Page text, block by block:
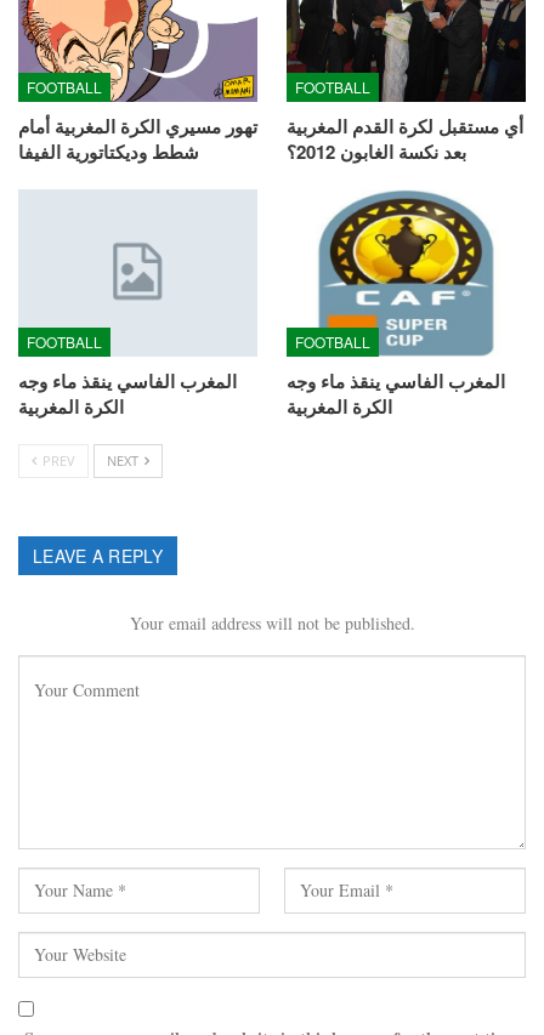
FOOTBALL
تهور مسيري الكرة المغربية أمام
شطط وديكتاتورية الفيفا
FOOTBALL
أي مستقبل لكرة القدم المغربية
بعد نكسة الغابون 2012؟
FOOTBALL
المغرب الفاسي ينقذ ماء وجه
الكرة المغربية
FOOTBALL
المغرب الفاسي ينقذ ماء وجه
الكرة المغربية
PREV NEXT
LEAVE A REPLY
Your email address will not be published.